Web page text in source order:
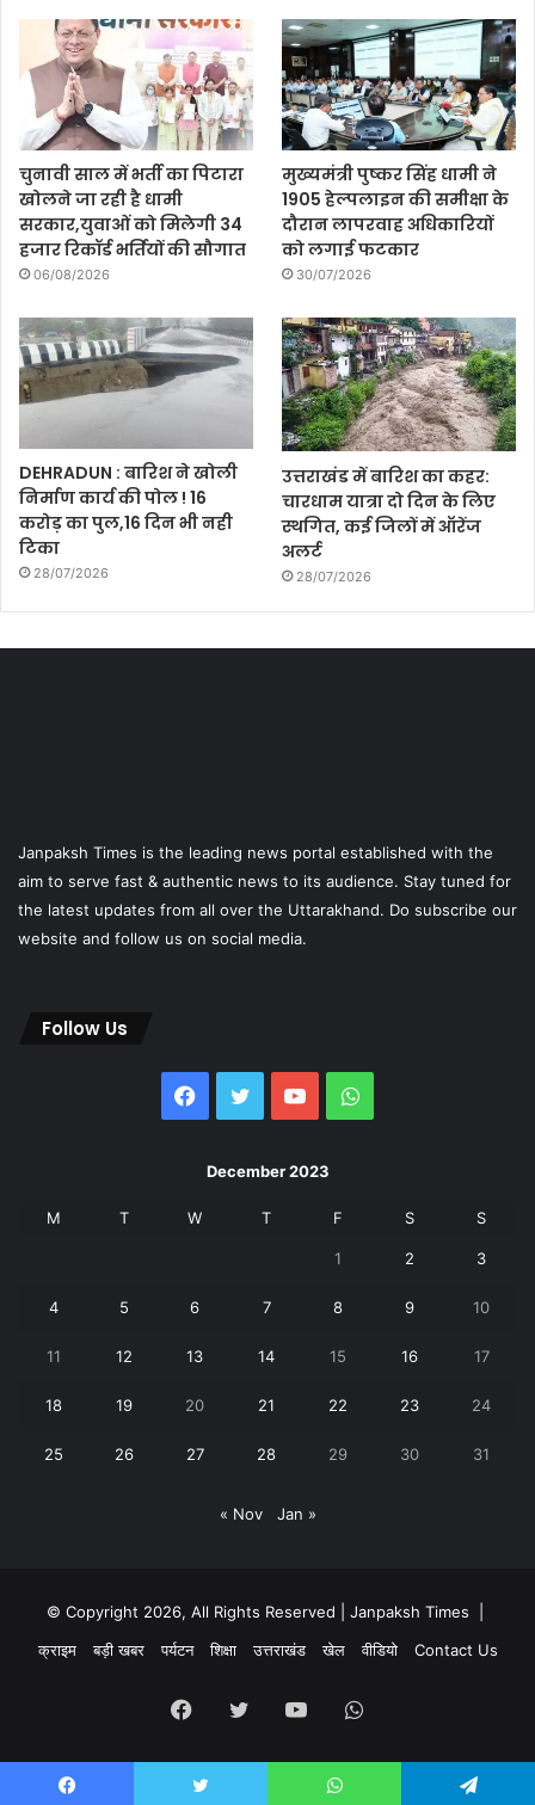
चुनावी साल में भर्ती का पिटारा
खोलने जा रही है धामी
सरकार,युवाओं को मिलेगी 34
हजार रिकॉर्ड भर्तियों की सौगात
06/08/2026
मुख्यमंत्री पुष्कर सिंह धामी ने
1905 हेल्पलाइन की समीक्षा के
दौरान लापरवाह अधिकारियों
को लगाई फटकार
30/07/2026
DEHRADUN : बारिश ने खोली
निर्माण कार्य की पोल ! 16
करोड़ का पुल,16 दिन भी नही
टिका
28/07/2026
उत्तराखंड में बारिश का कहर:
चारधाम यात्रा दो दिन के लिए
स्थगित, कई जिलों में ऑरेंज
अलर्ट
28/07/2026
Janpaksh Times is the leading news portal established with the
aim to serve fast & authentic news to its audience. Stay tuned for
the latest updates from all over the Uttarakhand. Do subscribe our
website and follow us on social media.
Follow Us
Facebook
Twitter YouTubeWhatsApp
December 2023
M T W T F S S
1 2 3
4 5 6 7 8 9 10
11 12 13 14 15 16 17
18 19 20 21 22 23 24
25 26 27 28 29 30 31
« Nov Jan »
© Copyright 2026, All Rights Reserved | Janpaksh Times |
क्राइम
बड़ी खबर पर्यटन शिक्षा उत्तराखंड खेल वीडियो Contact Us
Facebook
Twitter YouTubeWhatsApp